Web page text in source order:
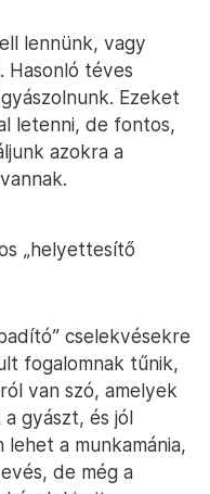
lennünk, vagy
Hasonló téves
Ezeket
letenni, de fontos,
azokra a
„helyettesítő
cselekvésekre
fogalomnak tűnik,
van szó, amelyek
gyászt, és jól
a munkamánia,
de még a